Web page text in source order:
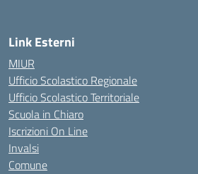
Link Esterni
MIUR
Ufficio Scolastico Regionale
Ufficio Scolastico Territoriale
Scuola in Chiaro
Iscrizioni On Line
Invalsi
Comune